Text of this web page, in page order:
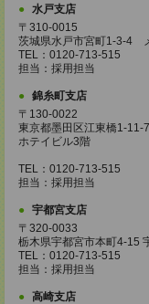
水戸支店
〒310-0015
茨城県水戸市宮町1-3-4
TEL：0120-713-515
担当：採用担当
錦糸町支店
〒130-0022
東京都墨田区江東橋1-11-7
ホテイビル3階
TEL：0120-713-515
担当：採用担当
宇都宮支店
〒320-0033
栃木県宇都宮市本町4-15
TEL：0120-713-515
担当：採用担当
高崎支店